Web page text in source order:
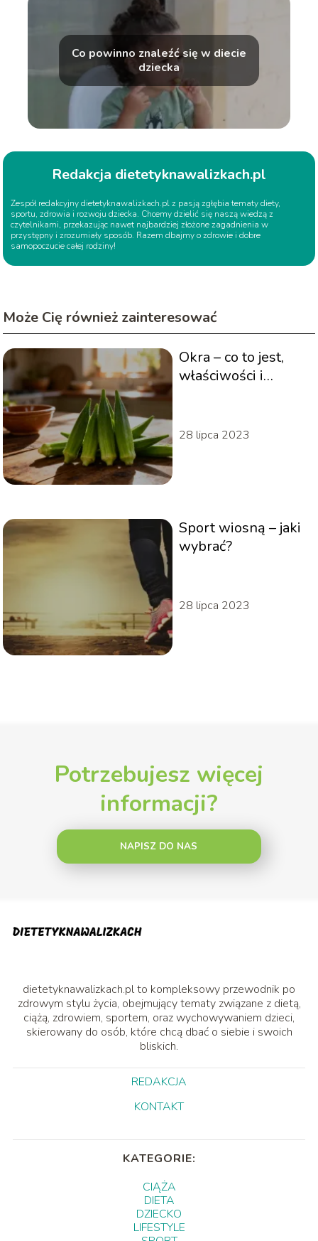
Co powinno znaleźć się w diecie
dziecka
Redakcja dietetyknawalizkach.pl
Zespół redakcyjny dietetyknawalizkach.pl z pasją zgłębia tematy diety,
sportu, zdrowia i rozwoju dziecka. Chcemy dzielić się naszą wiedzą z
czytelnikami, przekazując nawet najbardziej złożone zagadnienia w
przystępny i zrozumiały sposób. Razem dbajmy o zdrowie i dobre
samopoczucie całej rodziny!
Może Cię również zainteresować
Okra – co to jest,
właściwości i
28 lipca 2023
Sport wiosną – jaki
wybrać?
28 lipca 2023
Potrzebujesz więcej
informacji?
NAPISZ DO NAS
dietetyknawalizkach.pl to kompleksowy przewodnik po
zdrowym stylu życia, obejmujący tematy związane z dietą,
ciążą, zdrowiem, sportem, oraz wychowywaniem dzieci,
skierowany do osób, które chcą dbać o siebie i swoich
bliskich.
REDAKCJA
KONTAKT
KATEGORIE:
CIĄŻA
DIETA
DZIECKO
LIFESTYLE